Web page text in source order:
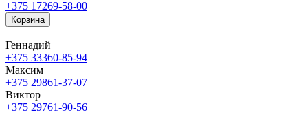
+375 17269-58-00
Корзина
Геннадий
+375 33360-85-94
Максим
+375 29861-37-07
Виктор
+375 29761-90-56